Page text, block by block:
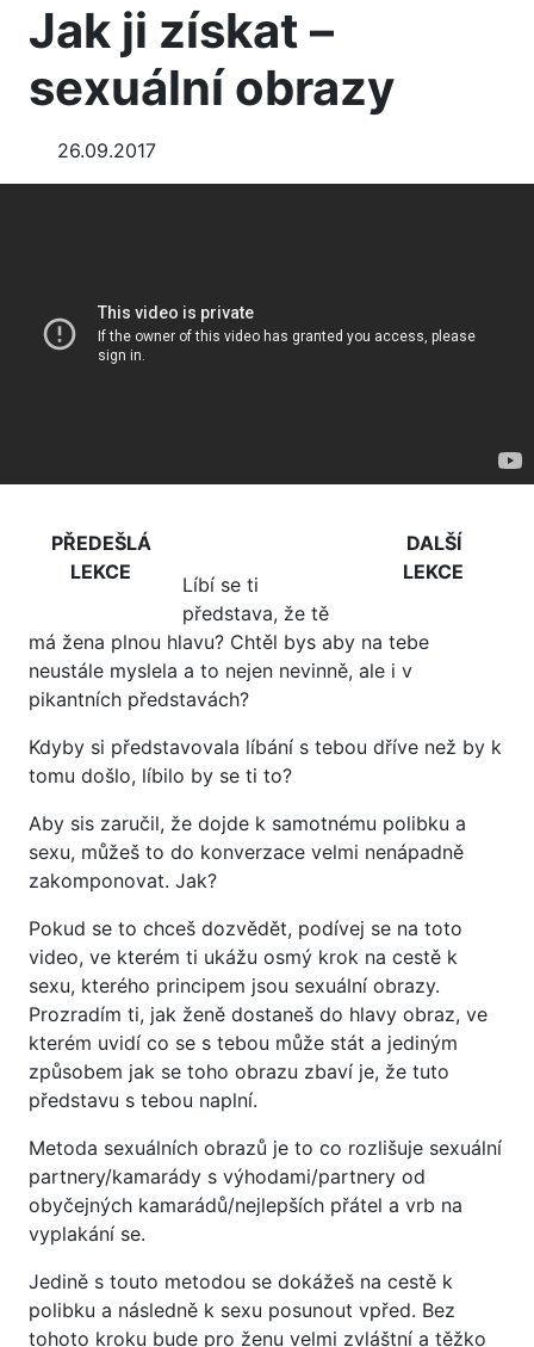
Jak ji získat –
sexuální obrazy
26.09.2017
PŘEDEŠLÁ
LEKCE
DALŠÍ
LEKCE
Líbí se ti
představa, že tě
má žena plnou hlavu? Chtěl bys aby na tebe
neustále myslela a to nejen nevinně, ale i v
pikantních představách?
Kdyby si představovala líbání s tebou dříve než by k
tomu došlo, líbilo by se ti to?
Aby sis zaručil, že dojde k samotnému polibku a
sexu, můžeš to do konverzace velmi nenápadně
zakomponovat. Jak?
Pokud se to chceš dozvědět, podívej se na toto
video, ve kterém ti ukážu osmý krok na cestě k
sexu, kterého principem jsou sexuální obrazy.
Prozradím ti, jak ženě dostaneš do hlavy obraz, ve
kterém uvidí co se s tebou může stát a jediným
způsobem jak se toho obrazu zbaví je, že tuto
představu s tebou naplní.
Metoda sexuálních obrazů je to co rozlišuje sexuální
partnery/kamarády s výhodami/partnery od
obyčejných kamarádů/nejlepších přátel a vrb na
vyplakání se.
Jedině s touto metodou se dokážeš na cestě k
polibku a následně k sexu posunout vpřed. Bez
tohoto kroku bude pro ženu velmi zvláštní a těžko